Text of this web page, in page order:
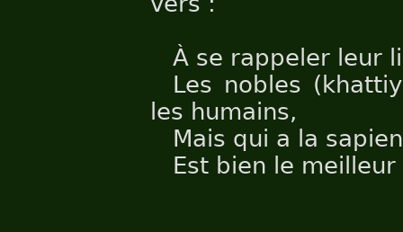
À se rappeler leur
Les nobles
les humains,
Mais qui a la
Est bien le